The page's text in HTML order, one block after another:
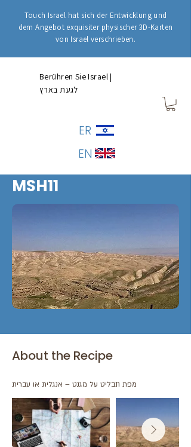
Touch Israel hat sich der Entwicklung und
dem Angebot exquisiter physischer 3D-Karten
von Israel verschrieben.
Berühren Sie Israel |
לגעת בארץ
ER
EN
MSH11
About the Recipe
מפת תבליט על מגנט – אנגלית או עברית